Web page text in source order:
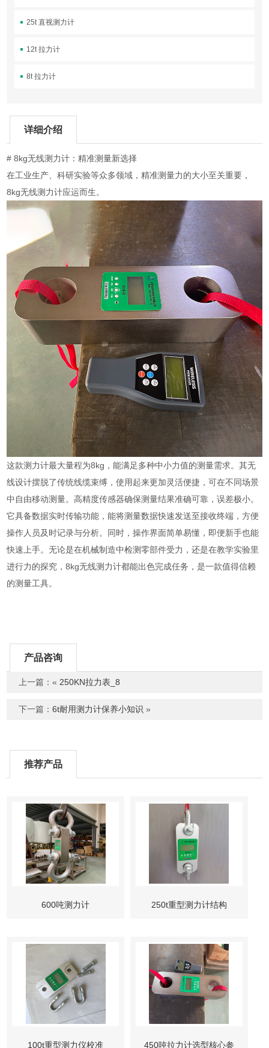
25t 直视测力计
12t 拉力计
8t 拉力计
详细介绍
# 8kg无线测力计：精准测量新选择
在工业生产、科研实验等众多领域，精准测量力的大小至关重要，
8kg无线测力计应运而生。
这款测力计最大量程为8kg，能满足多种中小力值的测量需求。其无
线设计摆脱了传统线缆束缚，使用起来更加灵活便捷，可在不同场景
中自由移动测量。高精度传感器确保测量结果准确可靠，误差极小。
它具备数据实时传输功能，能将测量数据快速发送至接收终端，方便
操作人员及时记录与分析。同时，操作界面简单易懂，即便新手也能
快速上手。无论是在机械制造中检测零部件受力，还是在教学实验里
进行力的探究，8kg无线测力计都能出色完成任务，是一款值得信赖
的测量工具。
产品咨询
上一篇：« 250KN拉力表_8
下一篇：6t耐用测力计保养小知识 »
推荐产品
600吨测力计 250t重型测力计结构
100t重型测力仪校准 450吨拉力计选型核心参